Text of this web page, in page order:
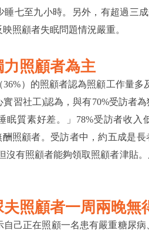
睡七至九小時。另外，有超過三
照顧者失眠問題情況嚴重。
照顧者為主
36%）的照顧者認為照顧工作量
實習社工)認為，與有70%受訪者
眠質素好差。」78%受訪者收
酬照顧者。受訪者中，約五成是
沒有照顧者能夠領取照顧者津貼
照顧者一周兩晚無
自己正在照顧一名患有嚴重糖尿